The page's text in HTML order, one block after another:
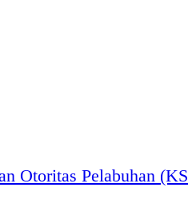
Otoritas Pelabuhan